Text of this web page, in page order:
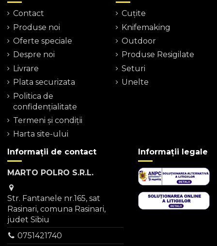
Contact
Produse noi
Oferte speciale
Despre noi
Livrare
Plata securizata
Politica de
confidențialitate
Termeni şi condiţii
Harta site-ului
Cuțite
Knifemaking
Outdoor
Produse Resigilate
Seturi
Unelte
Informații de contact
MARTO POLRO S.R.L.
Str. Fantanele nr.165, sat
Rasinari, comuna Rasinari,
judet Sibiu
0751421740
Informații legale